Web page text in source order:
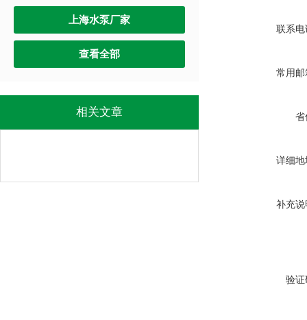
上海水泵厂家
查看全部
相关文章
联系电
常用邮
省
详细地
补充说
验证